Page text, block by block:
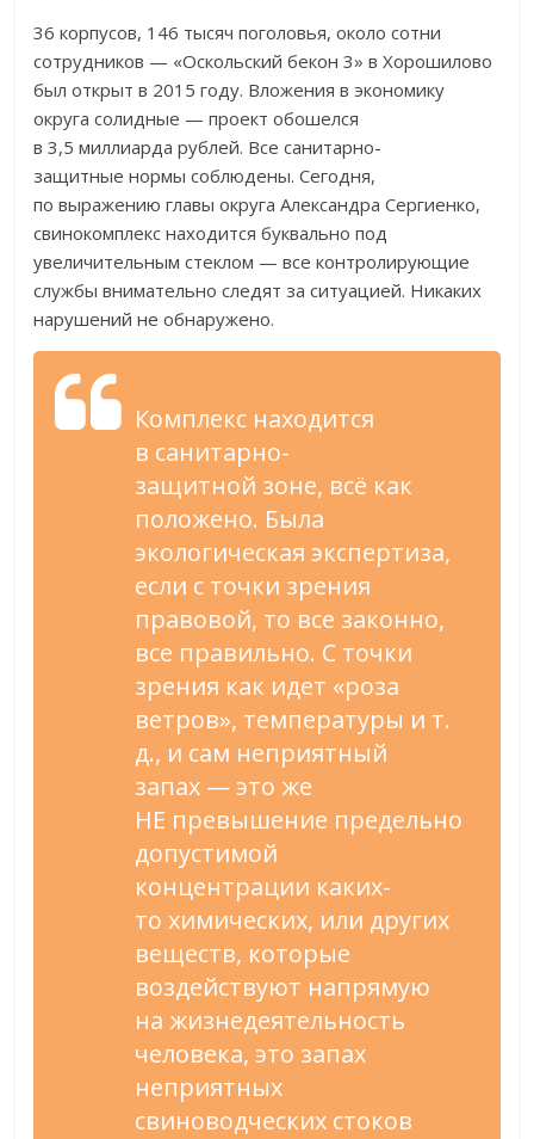
36 корпусов, 146 тысяч поголовья, около сотни
сотрудников — «Оскольский бекон 3» в Хорошилово
был открыт в 2015 году. Вложения в экономику
округа солидные — проект обошелся
в 3,5 миллиарда рублей. Всесанитарно-
защитные нормы соблюдены. Сегодня,
по выражению главы округа Александра Сергиенко,
свинокомплекс находится буквально под
увеличительным стеклом — все контролирующие
службы внимательно следят за ситуацией. Никаких
нарушений не обнаружено.
Комплекс находится
в санитарно-
защитной зоне, всё как
положено. Была
экологическая экспертиза,
если с точки зрения
правовой, то все законно,
все правильно. С точки
зрения как идет «роза
ветров», температуры и т.
д., и сам неприятный
запах —это же
НЕ превышение предельно
допустимой
концентрации каких-
то химических, или других
веществ, которые
воздействуют напрямую
на жизнедеятельность
человека, это запах
неприятных
свиноводческих стоков